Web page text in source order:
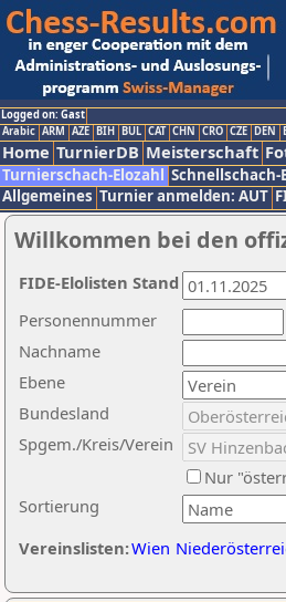
Logged on: Gast
Arabic ARM AZE BIH BUL CAT CHN CRO CZE DEN
Home TurnierDB Meisterschaft
Turnierschach-Elozahl Schnellschach-
Allgemeines Turnier anmelden: AUT
Willkommen bei den
Nachname
Ebene
Sortierung
Personennummer
Bundesland
Spgem./Kreis/Verein
Nur
Vereinslisten:Wien
FIDE-Elolisten Stand